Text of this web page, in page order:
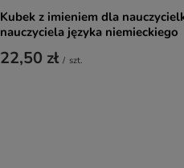
Kubek z imieniem dla
nauczyciela języka niemieckiego
22,50 zł / szt.